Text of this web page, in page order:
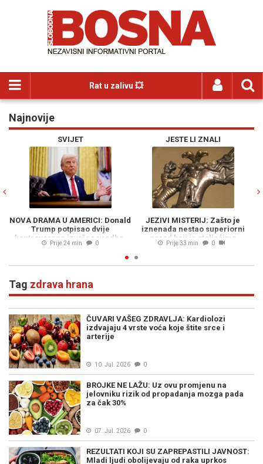
Rat u zalivu 💥
Najnovije
SVIJET
NOVA DRAMA U AMERICI: Donald
Trump potpisao dvije
kontroverzne izvršne uredbe,
epilog na sudu...
Prije 24 min 0
JESTE LI ZNALI
JEZIVI MISTERIJ: Zašto je
iznenada nestao superiorni
narod koji je stoljećima
suvereno vladao...
Prije 33 min 0
Tag zdrava hrana
ČUVARI VAŠEG ZDRAVLJA: Kardiolozi
izdvajaju 4 vrste voća koje štite srce i
arterije
10. Jul. 2026 0
BROJKE NE LAŽU: Uz ovu promjenu na
jelovniku rizik od propadanja mozga pada
za čak 30%
07. Jul. 2026 0
REZULTATI KOJI SU ZAPREPASTILI JAVNOST:
Mladi ljudi obolijevaju od raka uprkos